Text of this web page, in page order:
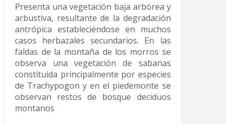
Presenta una vegetación baja arbórea y
arbustiva, resultante de la degradación
antrópica estableciéndose en muchos
casos herbazales secundarios. En las
faldas de la montaña de los morros se
observa una vegetación de sabanas
constituida principalmente por especies
de Trachypogon y en el piedemonte se
observan restos de bosque deciduos
montanos